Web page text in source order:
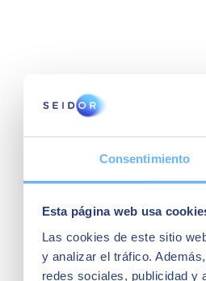
Consentimiento
Esta página web usa
Las cookies de este sitio
y analizar el tráfico.
redes sociales, publicidad y